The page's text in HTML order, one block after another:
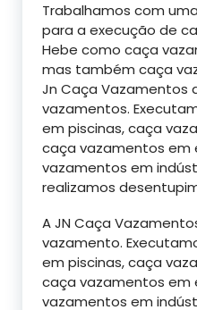
Trabalhamos com
para a execução de
Hebe como caça
mas também caça
Jn Caça Vazamentos
vazamentos.
em piscinas, caça
caça vazamentos em
vazamentos em
realizamos
A JN Caça
vazamento.
em piscinas, caça
caça vazamentos em
vazamentos em